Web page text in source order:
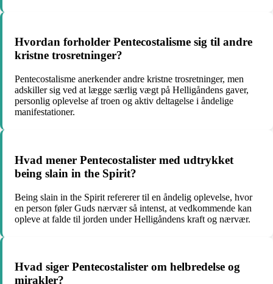
Hvordan forholder Pentecostalisme sig til andre
kristne trosretninger?
Pentecostalisme anerkender andre kristne trosretninger, men
adskiller sig ved at lægge særlig vægt på Helligåndens gaver,
personlig oplevelse af troen og aktiv deltagelse i åndelige
manifestationer.
Hvad mener Pentecostalister med udtrykket
being slain in the Spirit?
Being slain in the Spirit refererer til en åndelig oplevelse, hvor
en person føler Guds nærvær så intenst, at vedkommende kan
opleve at falde til jorden under Helligåndens kraft og nærvær.
Hvad siger Pentecostalister om helbredelse og
mirakler?